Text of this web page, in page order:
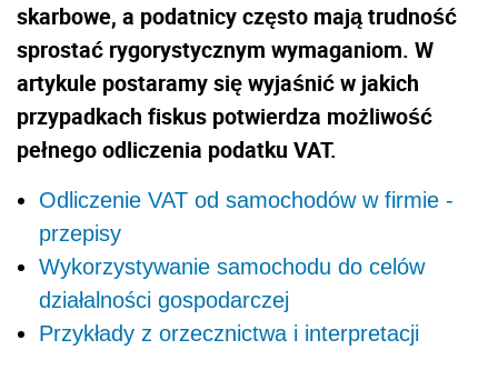
skarbowe, a podatnicy często mają trudność
sprostać rygorystycznym wymaganiom. W
artykule postaramy się wyjaśnić w jakich
przypadkach fiskus potwierdza możliwość
pełnego odliczenia podatku VAT.
Odliczenie VAT od samochodów w firmie -
przepisy
Wykorzystywanie samochodu do celów
działalności gospodarczej
Przykłady z orzecznictwa i interpretacji